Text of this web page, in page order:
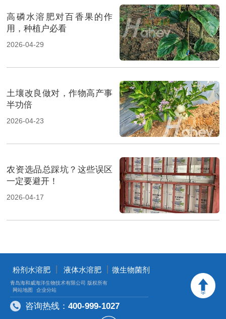
高磷水溶肥对百香果的作
用，种植户必看
2026-04-29
土壤改良做对，作物高产事
半功倍
2026-04-23
农资选品总踩坑？这些误区
一定要避开！
2026-04-17
粉剂水溶肥 液体水溶肥 丨微生物菌剂
青岛海和威海洋生物技术有限公司 版权所有
网站地图
企业分站
咨询热线：400-999-1027